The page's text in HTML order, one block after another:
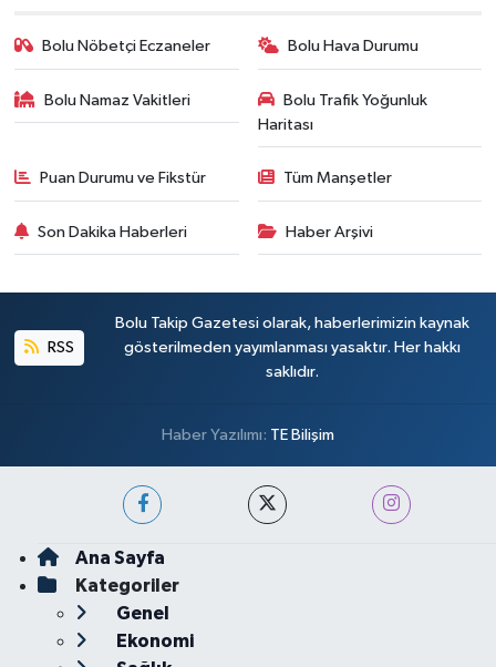
Bolu Nöbetçi Eczaneler Bolu Hava Durumu
Bolu Namaz Vakitleri
Bolu Trafik Yoğunluk
Haritası
Puan Durumu ve Fikstür Tüm Manşetler
Son Dakika Haberleri Haber Arşivi
RSS
Bolu Takip Gazetesi olarak, haberlerimizin kaynak
gösterilmeden yayımlanması yasaktır. Her hakkı
saklıdır.
Haber Yazılımı: TE Bilişim
Ana Sayfa
Kategoriler
Genel
Ekonomi